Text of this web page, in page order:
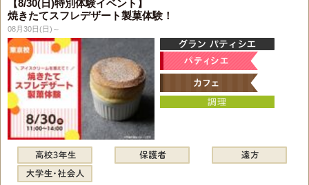
【8/30(日)特別体験イベント】
焼きたてスフレデザート製菓体験！
08月30日(日)～